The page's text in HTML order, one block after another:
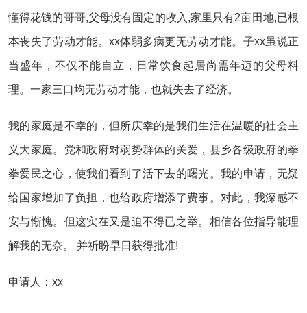
懂得花钱的哥哥,父母没有固定的收入,家里只有2亩田地,已根
本丧失了劳动才能。xx体弱多病更无劳动才能。子xx虽说正
当盛年，不仅不能自立，日常饮食起居尚需年迈的父母料
理。一家三口均无劳动才能，也就失去了经济。
我的家庭是不幸的，但所庆幸的是我们生活在温暖的社会主
义大家庭。党和政府对弱势群体的关爱，县乡各级政府的拳
拳爱民之心，使我们看到了活下去的曙光。我的申请，无疑
给国家增加了负担，也给政府增添了费事。对此，我深感不
安与惭愧。但这实在又是迫不得已之举。相信各位指导能理
解我的无奈。 并祈盼早日获得批准!
申请人：xx